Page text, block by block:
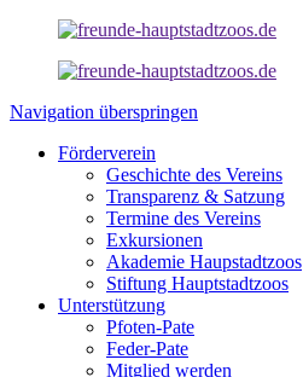
Navigation überspringen
Förderverein
Geschichte des Vereins
Transparenz & Satzung
Termine des Vereins
Exkursionen
Akademie Haupstadtzoos
Stiftung Hauptstadtzoos
Unterstützung
Pfoten-Pate
Feder-Pate
Mitglied werden